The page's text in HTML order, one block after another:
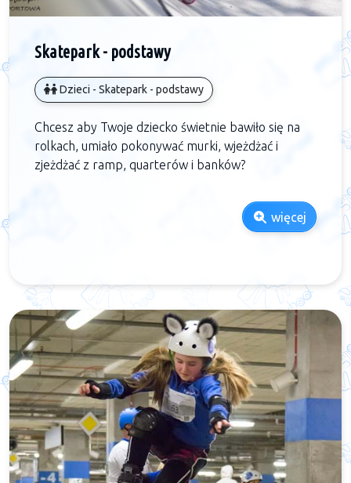
Skatepark - podstawy
Dzieci - Skatepark - podstawy
Chcesz aby Twoje dziecko świetnie bawiło się na
rolkach, umiało pokonywać murki, wjeżdżać i
zjeżdżać z ramp, quarterów i banków?
więcej